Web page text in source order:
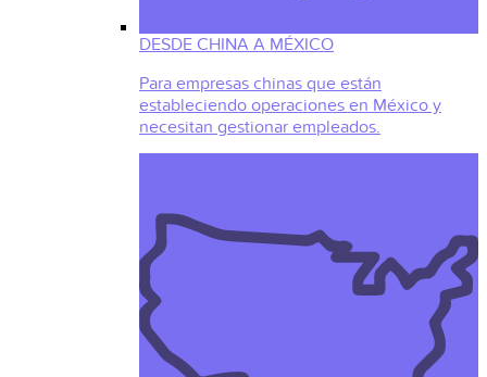
DESDE CHINA A MÉXICO
Para empresas chinas que están
estableciendo operaciones en México y
necesitan gestionar empleados.